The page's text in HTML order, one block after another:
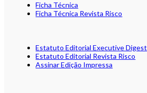
Ficha Técnica
Ficha Técnica Revista Risco
Estatuto Editorial Executive Digest
Estatuto Editorial Revista Risco
Assinar Edição Impressa